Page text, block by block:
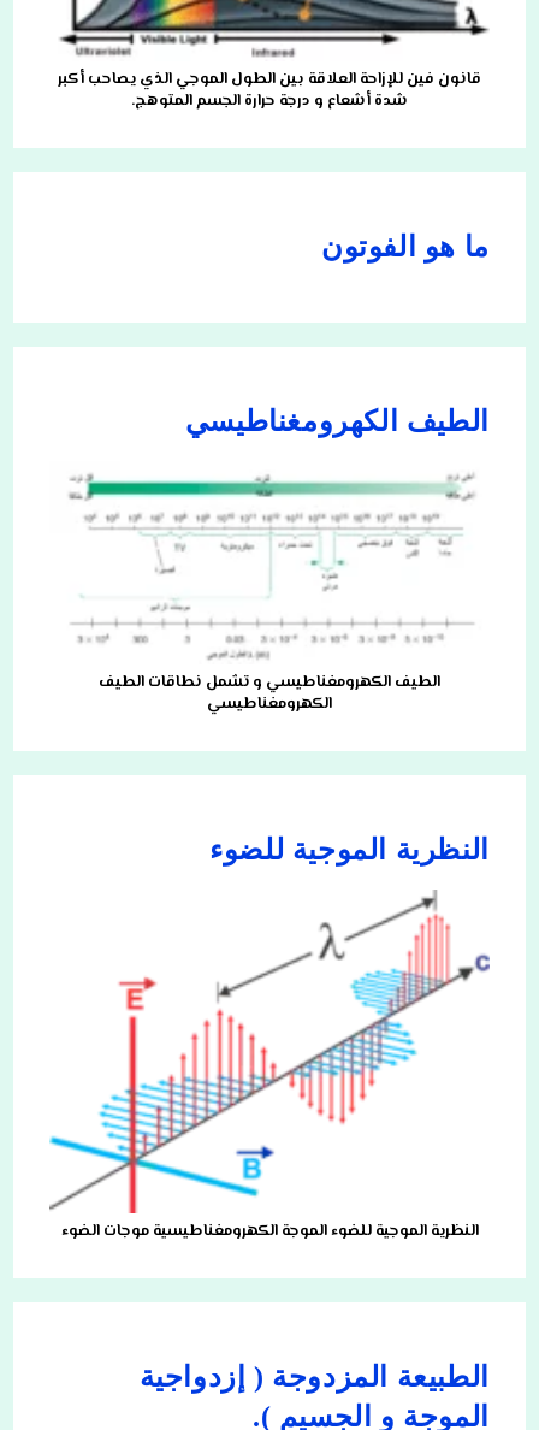
قانون فين للإزاحة العلاقة بين الطول الموجي الذي يصاحب أكبر
شدة أشعاع و درجة حرارة الجسم المتوهج.
ما هو الفوتون
الطيف الكهرومغناطيسي
الطيف الكهرومغناطيسي و تشمل نطاقات الطيف
الكهرومغناطيسي
النظرية الموجية للضوء
النظرية الموجية للضوء الموجة الكهرومغناطيسية موجات الضوء
الطبيعة المزدوجة ( إزدواجية
الموجة و الجسيم ).